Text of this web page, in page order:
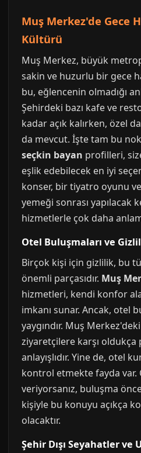
Muş Merkez'de Gece
Kültürü
Muş Merkez, büyük
sakin ve huzurlu bir gece
bu, eğlencenin olmadığı
Şehirdeki bazı kafe ve
kadar açık kalırken, özel
da mevcut. İşte tam bu
seçkin bayan profilleri,
eşlik edebilecek en iyi
konser, bir tiyatro oyunu
yemeği sonrası yapılacak
hizmetlerle çok daha
Otel Buluşmaları ve
Birçok kişi için gizlilik, bu
önemli parçasıdır. Muş
hizmetleri, kendi konfor
imkanı sunar. Ancak, otel
yaygındır. Muş
ziyaretçilere karşı oldukça
anlayışlıdır. Yine de, otel
kontrol etmekte fayda var.
veriyorsanız, buluşma
kişiyle bu konuyu açıkça
olacaktır.
Şehir Dışı Seyahatler ve